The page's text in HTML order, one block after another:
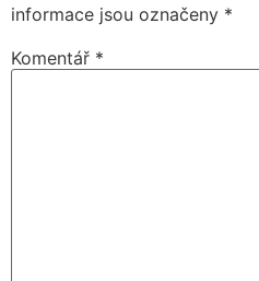
informace jsou označeny *
Komentář *